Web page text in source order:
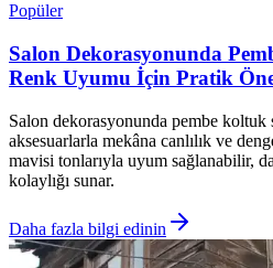
Popüler
Salon Dekorasyonunda
Renk Uyumu İçin Pratik
Salon dekorasyonunda pembe
aksesuarlarla mekâna canlılık ve
mavisi tonlarıyla uyum sağlanabilir,
kolaylığı sunar.
Daha fazla bilgi edinin